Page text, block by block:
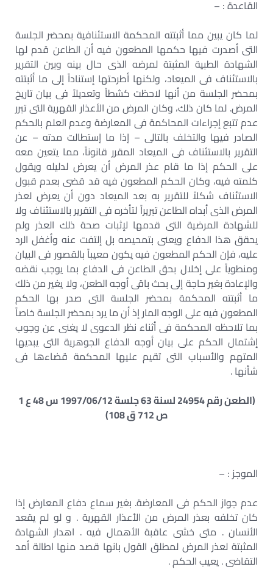
القاعدة : –
لما كان يبين مما أثبتته المحكمة الاستئنافية بمحضر الجلسة
التى أصدرت فيها حكمها المطعون فيه أن الطاعن قدم لها
الشهادة الطبية المثبتة لمرضه الذى حال بينه وبين التقرير
بالاستئناف فى الميعاد، ولكنها أطرحتها إستناداً إلى ما أثبتته
بمحضر الجلسة من أنها لاحظت كشطاً وتعديلاً فى بيان تاريخ
المرض. لما كان ذلك، وكان المرض من الأعذار القهرية التى تبرر
عدم تتبع إجراءات المحاكمة فى المعارضة وعدم العلم بالحكم
الصادر فيها والتخلف بالتالى – إذا ما إستطالت مدته – عن
التقرير بالاستئناف فى الميعاد المقرر قانوناً، مما يتعين معه
على الحكم إذا ما قام عذر المرض أن يعرض لدليله ويقول
كلمته فيه، وكان الحكم المطعون فيه قد قضى بعدم قبول
الاستئناف شكلاً للتقرير به بعد الميعاد دون أن يعرض لعذر
المرض الذى أبداه الطاعن تبريراً لتأخره فى التقرير بالاستئناف ولا
للشهادة المرضية التى قدمها لإثبات صحة ذلك العذر ولم
يحقق هذا الدفاع ويعنى بتمحيصه بل إلتفت عنه وأغفل الرد
عليه، فإن الحكم المطعون فيه يكون معيباً بالقصور فى البيان
ومنطوياً على إخلال بحق الطاعن فى الدفاع بما يوجب نقضه
والإعادة بغير حاجة إلى بحث باقى أوجه الطعن، ولا يغير من ذلك
ما أثبتته المحكمة بمحضر الجلسة التى صدر بها الحكم
المطعون فيه على الوجه المار إذ أن ما يرد بمحضر الجلسة خاصاً
بما تلاحظه المحكمة فى أثناء نظر الدعوى لا يغنى عن وجوب
إشتمال الحكم على بيان أوجه الدفاع الجوهرية التى يبديها
المتهم والأسباب التى تقيم عليها المحكمة قضاءها فى
شأنها .
(الطعن رقم 24954 لسنة 63 جلسة 1997/06/12 س 48 ع 1
ص 712 ق 108)
الموجز : –
عدم جواز الحكم فى المعارضة. بغير سماع دفاع المعارض إذا
كان تخلفه بعذر المرض من الأعذار القهرية . و لو لم يقعد
الأنسان . متى خشى عاقبة الأهمال فيه . اهدار الشهادة
المثبتة لعذر المرض لمطلق القول بانها قصد منها اطالة أمد
التقاضى . يعيب الحكم .